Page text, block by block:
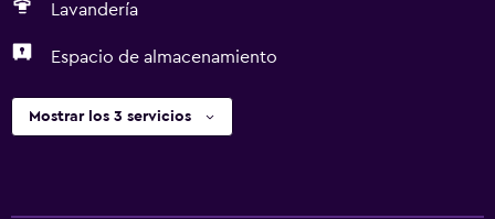
Lavandería
Espacio de almacenamiento
Mostrar los 3 servicios